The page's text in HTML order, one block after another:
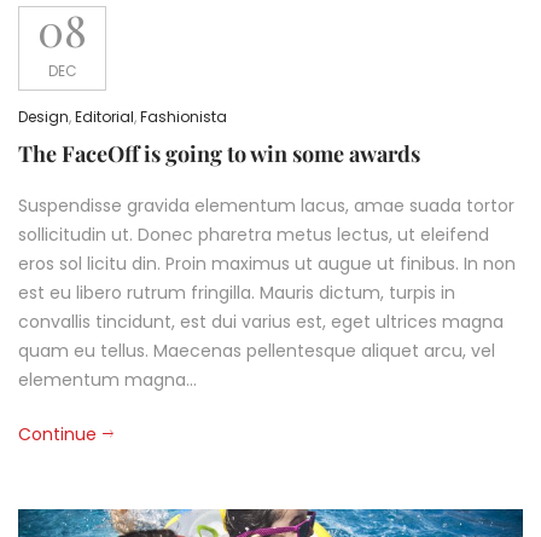
08
DEC
Design,Editorial,Fashionista
The FaceOff is going to win some awards
Suspendisse gravida elementum lacus, amae suada tortor
sollicitudin ut. Donec pharetra metus lectus, ut eleifend
eros sol licitu din. Proin maximus ut augue ut finibus. In non
est eu libero rutrum fringilla. Mauris dictum, turpis in
convallis tincidunt, est dui varius est, eget ultrices magna
quam eu tellus. Maecenas pellentesque aliquet arcu, vel
elementum magna…
Continue